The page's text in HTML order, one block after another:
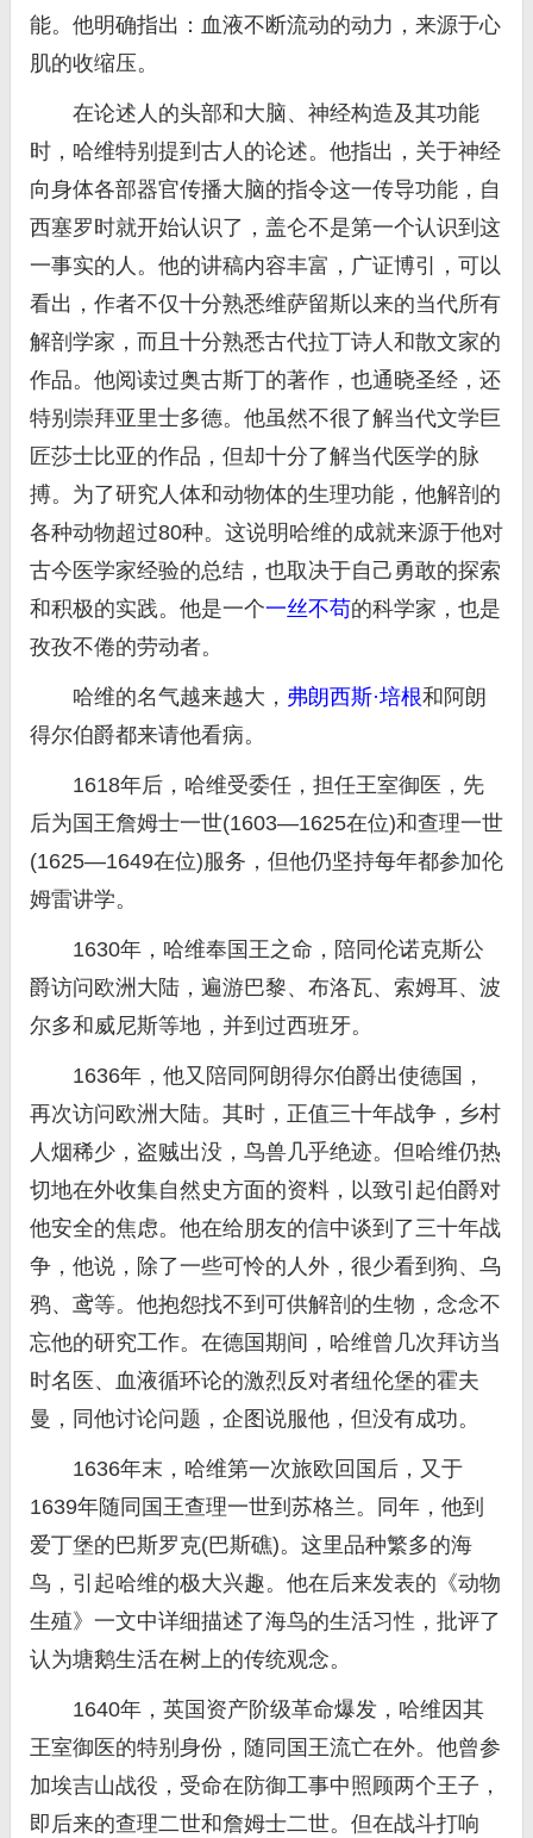
能。他明确指出：血液不断流动的动力，来源于心
肌的收缩压。
在论述人的头部和大脑、神经构造及其功能
时，哈维特别提到古人的论述。他指出，关于神经
向身体各部器官传播大脑的指令这一传导功能，自
西塞罗时就开始认识了，盖仑不是第一个认识到这
一事实的人。他的讲稿内容丰富，广证博引，可以
看出，作者不仅十分熟悉维萨留斯以来的当代所有
解剖学家，而且十分熟悉古代拉丁诗人和散文家的
作品。他阅读过奥古斯丁的著作，也通晓圣经，还
特别崇拜亚里士多德。他虽然不很了解当代文学巨
匠莎士比亚的作品，但却十分了解当代医学的脉
搏。为了研究人体和动物体的生理功能，他解剖的
各种动物超过80种。这说明哈维的成就来源于他对
古今医学家经验的总结，也取决于自己勇敢的探索
和积极的实践。他是一个一丝不苟的科学家，也是
孜孜不倦的劳动者。
哈维的名气越来越大， 弗朗西斯·培根和阿朗
得尔伯爵都来请他看病。
1618年后，哈维受委任，担任王室御医，先
后为国王詹姆士一世(1603—1625在位)和查理一世
(1625—1649在位)服务，但他仍坚持每年都参加伦
姆雷讲学。
1630年，哈维奉国王之命，陪同伦诺克斯公
爵访问欧洲大陆，遍游巴黎、布洛瓦、索姆耳、波
尔多和威尼斯等地，并到过西班牙。
1636年，他又陪同阿朗得尔伯爵出使德国，
再次访问欧洲大陆。其时，正值三十年战争，乡村
人烟稀少，盗贼出没，鸟兽几乎绝迹。但哈维仍热
切地在外收集自然史方面的资料，以致引起伯爵对
他安全的焦虑。他在给朋友的信中谈到了三十年战
争，他说，除了一些可怜的人外，很少看到狗、乌
鸦、鸢等。他抱怨找不到可供解剖的生物，念念不
忘他的研究工作。在德国期间，哈维曾几次拜访当
时名医、血液循环论的激烈反对者纽伦堡的霍夫
曼，同他讨论问题，企图说服他，但没有成功。
1636年末，哈维第一次旅欧回国后，又于
1639年随同国王查理一世到苏格兰。同年，他到
爱丁堡的巴斯罗克(巴斯礁)。这里品种繁多的海
鸟，引起哈维的极大兴趣。他在后来发表的《动物
生殖》一文中详细描述了海鸟的生活习性，批评了
认为塘鹅生活在树上的传统观念。
1640年，英国资产阶级革命爆发，哈维因其
王室御医的特别身份，随同国王流亡在外。他曾参
加埃吉山战役，受命在防御工事中照顾两个王子，
即后来的查理二世和詹姆士二世。但在战斗打响